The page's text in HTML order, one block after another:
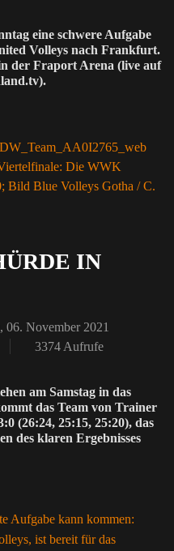
eine schwere Aufgabe
Volleys nach Frankfurt.
der Fraport Arena (live auf
Die WWK
Bild Blue Volleys Gotha / C.
IN
06. November 2021
3374 Aufrufe
am Samstag in das
das Team von Trainer
(26:24, 25:15, 25:20), das
des klaren Ergebnisses
Aufgabe kann kommen:
ist bereit für das